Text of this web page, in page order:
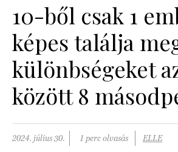
SZÉPSÉG
KULTÚRA
PSZICHÉ
PÁRKAPCSOLAT
10-ből csak 1
képes találja
különbségeket
között 8
2024. július 30. 1 perc olvasás ELLE